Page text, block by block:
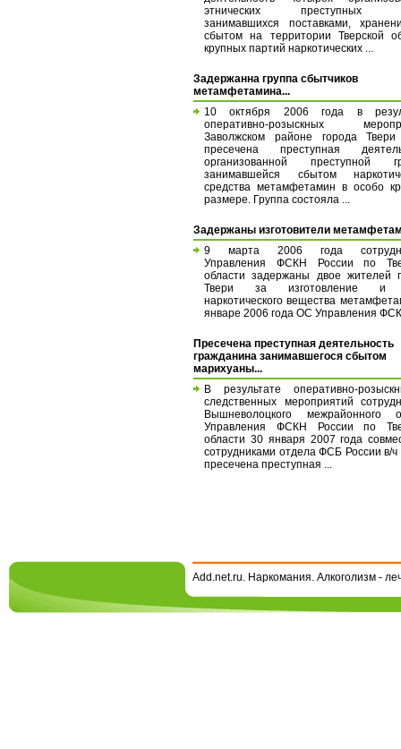
этнических преступных
занимавшихся поставками,
сбытом на территории Тверской
крупных партий наркотических ...
Задержанна группа сбытчиков
метамфетамина...
10 октября 2006 года в
оперативно-розыскных
Заволжском районе города
пресечена преступная
организованной преступной
занимавшейся сбытом
средства метамфетамин в особо
размере. Группа состояла ...
Задержаны изготовители
9 марта 2006 года
Управления ФСКН России по
области задержаны двое жителей
Твери за изготовление и
наркотического вещества
январе 2006 года ОС Управления
Пресечена преступная деятельность
гражданина занимавшегося сбытом
марихуаны...
В результате оперативно-
следственных мероприятий
Вышневолоцкого межрайонного
Управления ФСКН России по
области 30 января 2007 года
сотрудниками отдела ФСБ России в/ч
пресечена преступная ...
Add.net.ru. Наркомания. Алкоголизм -